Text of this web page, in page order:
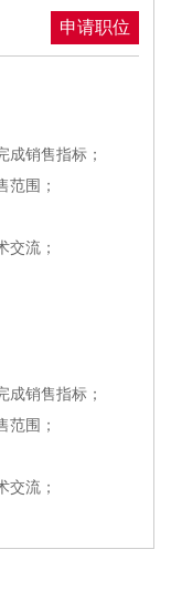
申请职位
成销售指标；
范围；
交流；
成销售指标；
范围；
交流；